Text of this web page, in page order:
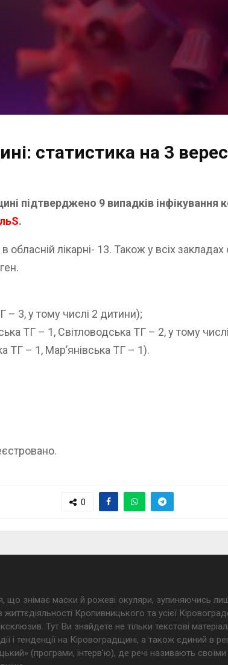
статистика на 3
підтверджено 9 випадків
.
лікарні- 13. Також у всіх
– 3, у тому числі 2 дитини);
ТГ – 1, Світловодська ТГ – 2, у тому
ТГ – 1, Мар’янівська ТГ – 1).
0
що знімає маски й рожеві окуляри, зупиняючись
Кропивницького та усієї
Тут Ви знайдете не тільки текстові
і тенденції на Кіровоградщині, а також єдиний в
(програми, інтерв’ю), де речі називають своїми